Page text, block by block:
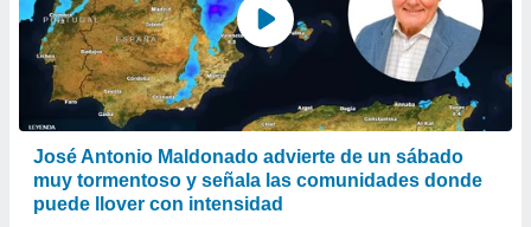
José Antonio Maldonado advierte de un sábado
muy tormentoso y señala las comunidades donde
puede llover con intensidad